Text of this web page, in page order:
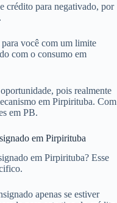
crédito para negativado, por
você com um limite
com o consumo em
pois realmente
em Pirpirituba. Com
em PB.
em Pirpirituba
em Pirpirituba? Esse
apenas se estiver